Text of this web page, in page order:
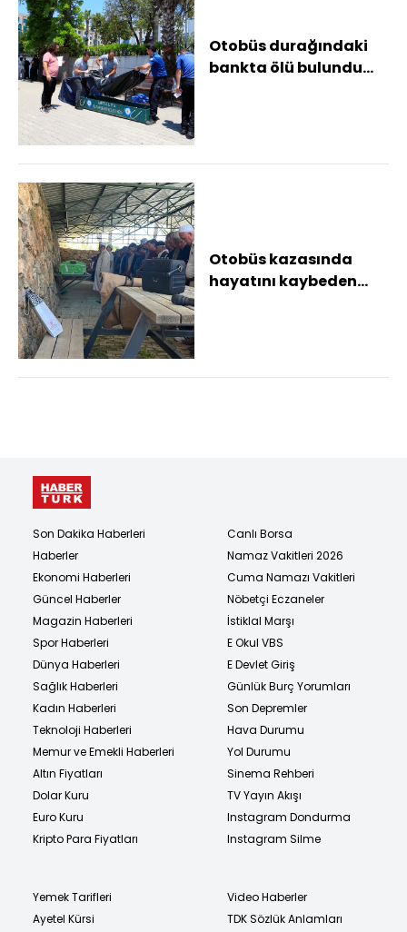
Otobüs durağındaki
bankta ölü bulundu
Otobüs kazasında
hayatını kaybeden
Son Dakika Haberleri
Haberler
Ekonomi Haberleri
Güncel Haberler
Magazin Haberleri
Spor Haberleri
Dünya Haberleri
Sağlık Haberleri
Kadın Haberleri
Teknoloji Haberleri
Memur ve Emekli Haberleri
Altın Fiyatları
Dolar Kuru
Euro Kuru
Kripto Para Fiyatları
Canlı Borsa
Namaz Vakitleri 2026
Cuma Namazı Vakitleri
Nöbetçi Eczaneler
İstiklal Marşı
E Okul VBS
E Devlet Giriş
Günlük Burç Yorumları
Son Depremler
Hava Durumu
Yol Durumu
Sinema Rehberi
TV Yayın Akışı
Instagram Dondurma
Instagram Silme
Yemek Tarifleri
Ayetel Kürsi
Video Haberler
TDK Sözlük Anlamları